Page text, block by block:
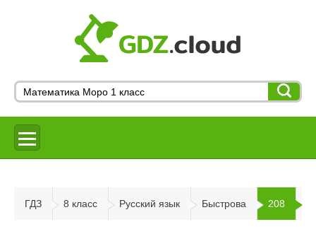
ГДЗ 8 класс Русский язык Быстрова 208